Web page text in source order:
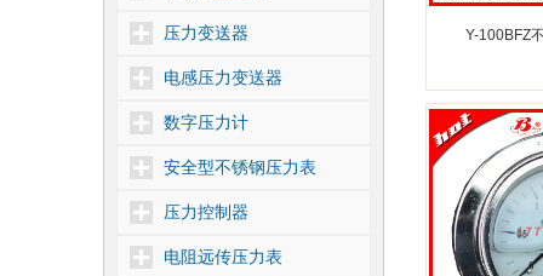
压力变送器
电感压力变送器
数字压力计
安全型不锈钢压力表
压力控制器
电阻远传压力表
Y-100BFZ